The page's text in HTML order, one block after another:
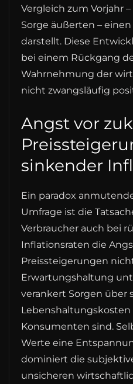
Vergleich zum Vorjahr
Sorge äußerten –
darstellt. Diese
bei einem Rückgang
Wahrnehmung der
nicht zwangsläufig
Angst vor
sinkender
Ein paradox
Umfrage ist die
Verbraucher auch bei
Inflationsraten die
Preissteigerungen
Erwartungshaltung
verankert Sorgen über
Konsumenten sind.
Werte eine
dominiert die
unsicheren